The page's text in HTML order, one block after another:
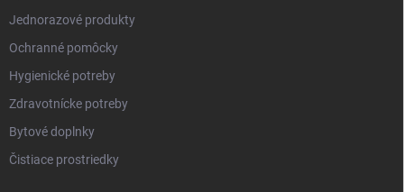
Jednorazové produkty
Ochranné pomôcky
Hygienické potreby
Zdravotnícke potreby
Bytové doplnky
Čistiace prostriedky